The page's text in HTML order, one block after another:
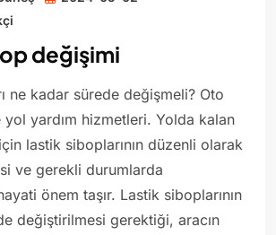
değişimi
ne kadar sürede değişmeli? Oto
yardım hizmetleri. Yolda kalan
lastik siboplarının düzenli olarak
ve gerekli durumlarda
önem taşır. Lastik siboplarının
değiştirilmesi gerektiği, aracın